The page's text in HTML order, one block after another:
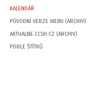
KALENDÁŘ
PŮVODNÍ VERZE WEBU (ARCHIV)
AKTUALNE.CCSH.CZ (ARCHIV)
PODLE ŠTÍTKŮ